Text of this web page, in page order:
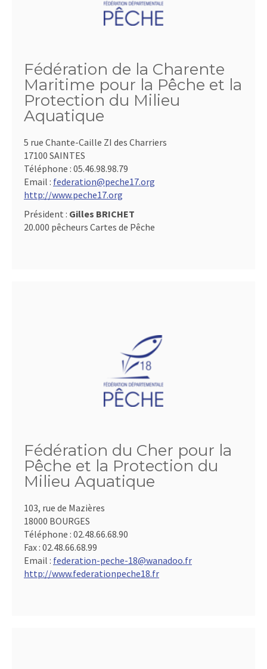
Fédération de la Charente
Maritime pour la Pêche et la
Protection du Milieu
Aquatique
5 rue Chante-Caille ZI des Charriers
17100 SAINTES
Téléphone : 05.46.98.98.79
Email : federation@peche17.org
http://www.peche17.org
Président : Gilles BRICHET
20.000 pêcheurs Cartes de Pêche
Fédération du Cher pour la
Pêche et la Protection du
Milieu Aquatique
103, rue de Mazières
18000 BOURGES
Téléphone : 02.48.66.68.90
Fax : 02.48.66.68.99
Email : federation-peche-18@wanadoo.fr
http://www.federationpeche18.fr